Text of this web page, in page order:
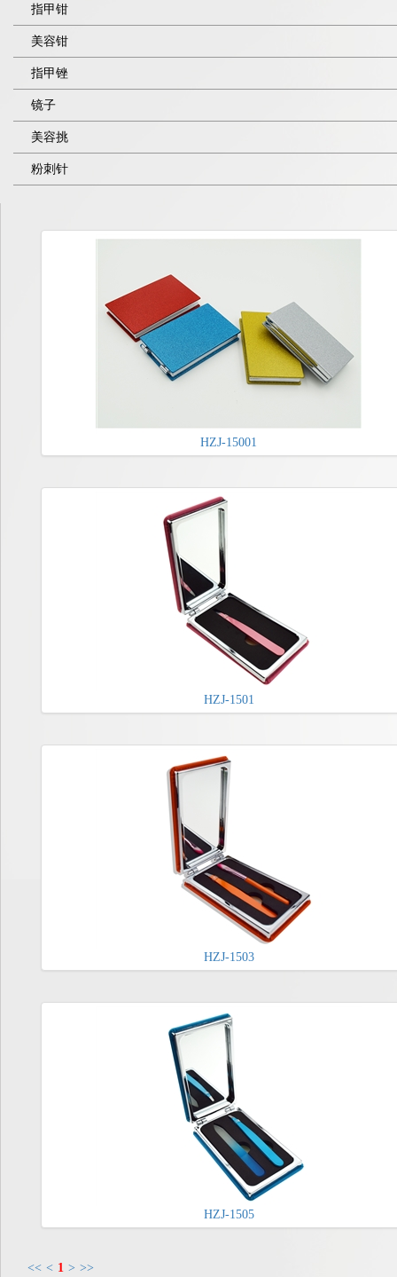
指甲钳
美容钳
指甲锉
镜子
美容挑
粉刺针
HZJ-15001
HZJ-1501
HZJ-1503
HZJ-1505
<< < 1 > >>